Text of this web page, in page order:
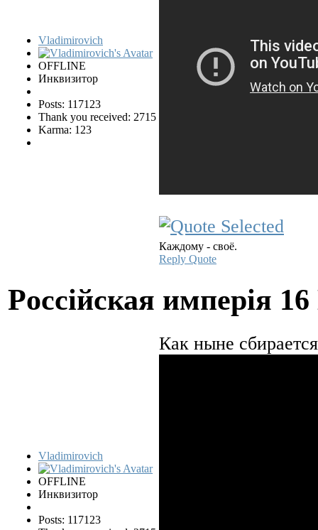
Vladimirovich
OFFLINE
Инквизитор
Posts: 117123
Thank you received: 2715
Karma: 123
Каждому - своё.
Reply Quote
Pocciйская имперiя
Vladimirovich
OFFLINE
Инквизитор
Posts: 117123
Как ныне